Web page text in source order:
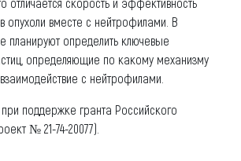
опухоли вместе с нейтрофилами. В
планируют определить ключевые
определяющие по какому механизму
с нейтрофилами.
поддержке гранта Российского
№ 21-74-20077).